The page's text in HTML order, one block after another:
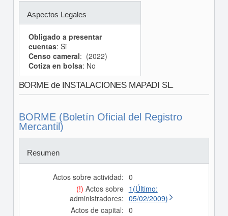
Aspectos Legales
Obligado a presentar
cuentas: Si
Censo cameral: (2022)
Cotiza en bolsa: No
BORME de INSTALACIONES MAPADI SL.
BORME (Boletín Oficial del Registro
Mercantil)
Resumen
Actos sobre actividad: 0
(!) Actos sobre
administradores:
1(Último:
05/02/2009)
Actos de capital: 0